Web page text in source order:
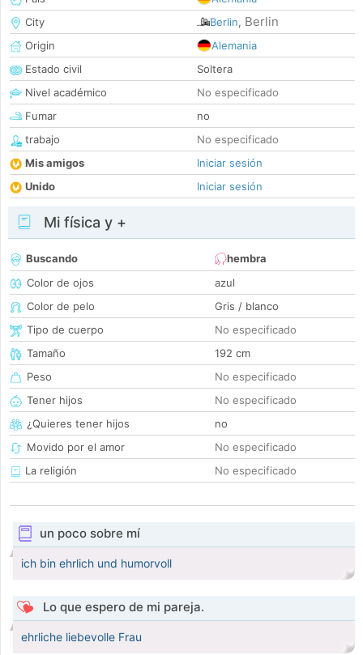
City
Berlin, Berlin
Origin
Alemania
Estado civil
Soltera
Nivel académico
No especificado
Fumar
no
trabajo
No especificado
Mis amigos
Iniciar sesión
Unido
Iniciar sesión
Mi física y +
Buscando
hembra
Color de ojos
azul
Color de pelo
Gris / blanco
Tipo de cuerpo
No especificado
Tamaño
192 cm
Peso
No especificado
Tener hijos
No especificado
¿Quieres tener hijos
no
Movido por el amor
No especificado
La religión
No especificado
un poco sobre mí
ich bin ehrlich und humorvoll
Lo que espero de mi pareja.
ehrliche liebevolle Frau